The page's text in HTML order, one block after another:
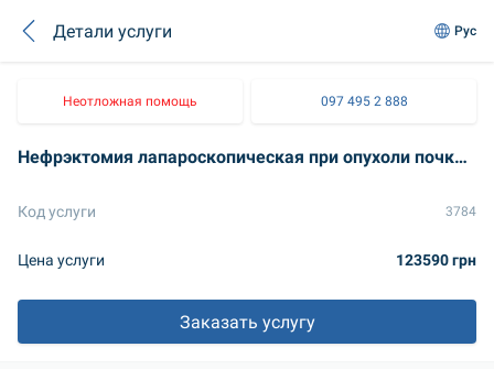
Детали услуги Рус
Неотложная помощь 097 495 2 888
Нефрэктомия лапароскопическая при опухоли почки до 8 см
Код услуги 3784
Цена услуги 123590 грн
Заказать услугу